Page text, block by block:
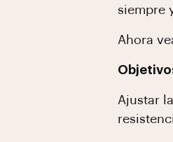
siempre
Ahora
Ajustar